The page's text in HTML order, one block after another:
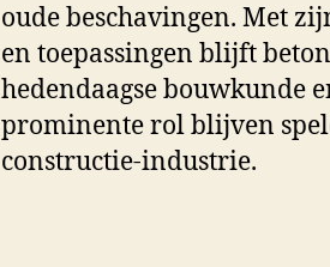
oude beschavingen. Met
en toepassingen blijft
hedendaagse bouwkunde
prominente rol blijven
constructie-industrie.